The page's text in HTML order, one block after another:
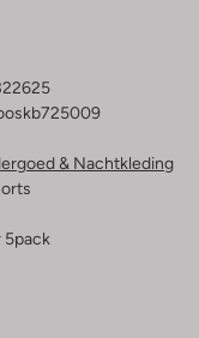
& Nachtkleding
5pack